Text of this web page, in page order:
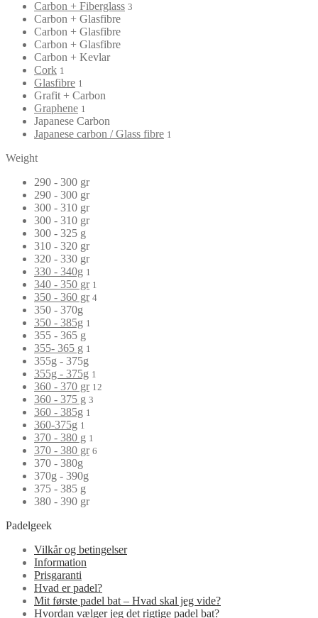
Carbon + Fiberglass 3
Carbon + Glasfibre
Carbon + Glasfibre
Carbon + Glasfibre
Carbon + Kevlar
Cork 1
Glasfibre 1
Grafit + Carbon
Graphene 1
Japanese Carbon
Japanese carbon / Glass fibre 1
Weight
290 - 300 gr
290 - 300 gr
300 - 310 gr
300 - 310 gr
300 - 325 g
310 - 320 gr
320 - 330 gr
330 - 340g 1
340 - 350 gr 1
350 - 360 gr 4
350 - 370g
350 - 385g 1
355 - 365 g
355- 365 g 1
355g - 375g
355g - 375g 1
360 - 370 gr 12
360 - 375 g 3
360 - 385g 1
360-375g 1
370 - 380 g 1
370 - 380 gr 6
370 - 380g
370g - 390g
375 - 385 g
380 - 390 gr
Padelgeek
Vilkår og betingelser
Information
Prisgaranti
Hvad er padel?
Mit første padel bat – Hvad skal jeg vide?
Hvordan vælger jeg det rigtige padel bat?